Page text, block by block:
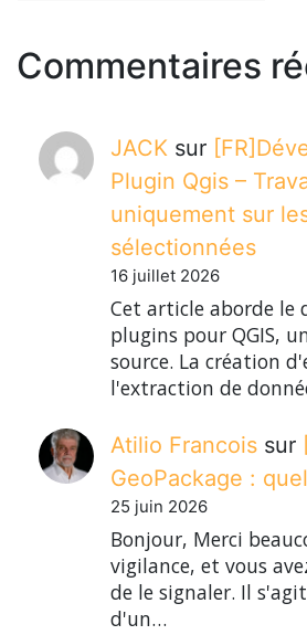
Commentaires
JACK sur
Plugin Qgis –
uniquement sur
sélectionnées
16 juillet 2026
Cet article aborde le
plugins pour QGIS,
source. La création
l'extraction de
Atilio Francois sur
GeoPackage :
25 juin 2026
Bonjour, Merci
vigilance, et vous
de le signaler. Il
d'un…